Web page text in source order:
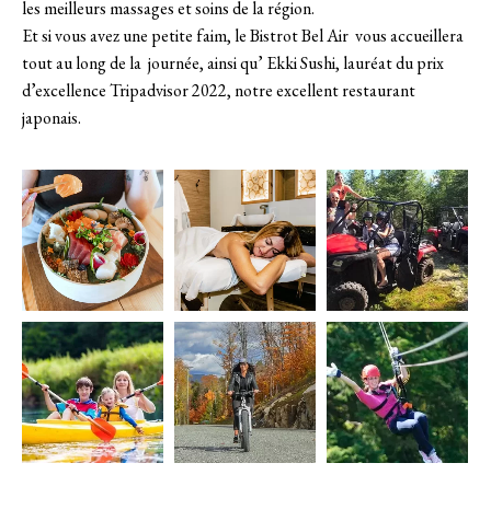
les meilleurs massages et soins de la région.
Et si vous avez une petite faim, le Bistrot Bel Air vous accueillera
tout au long de la journée, ainsi qu’ Ekki Sushi, lauréat du prix
d’excellence Tripadvisor 2022, notre excellent restaurant
japonais.